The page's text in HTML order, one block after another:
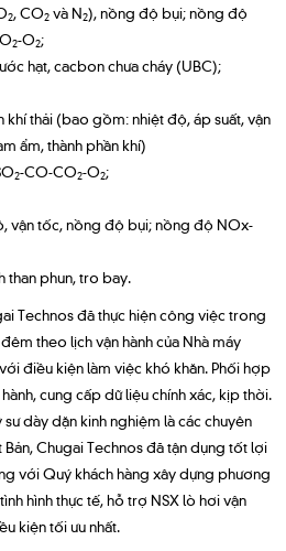
2, CO2 và N2), nồng độ bụi; nồng độ
2-O2;
hạt, cacbon chưa cháy (UBC);
khí thải (bao gồm: nhiệt độ, áp suất, vận
ẩm, thành phần khí)
2-CO-CO2-O2;
vận tốc, nồng độ bụi; nồng độ NOx-
than phun, tro bay.
Technos đã thực hiện công việc trong
theo lịch vận hành của Nhà máy
điều kiện làm việc khó khăn. Phối hợp
cung cấp dữ liệu chính xác, kịp thời.
dày dặn kinh nghiệm là các chuyên
Bản, Chugai Technos đã tận dụng tốt lợi
với Quý khách hàng xây dựng phương
hình thực tế, hỗ trợ NSX lò hơi vận
kiện tối ưu nhất.